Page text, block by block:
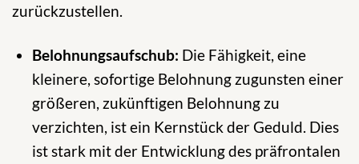
zurückzustellen.
Belohnungsaufschub: Die Fähigkeit, eine
kleinere, sofortige Belohnung zugunsten einer
größeren, zukünftigen Belohnung zu
verzichten, ist ein Kernstück der Geduld. Dies
ist stark mit der Entwicklung des präfrontalen